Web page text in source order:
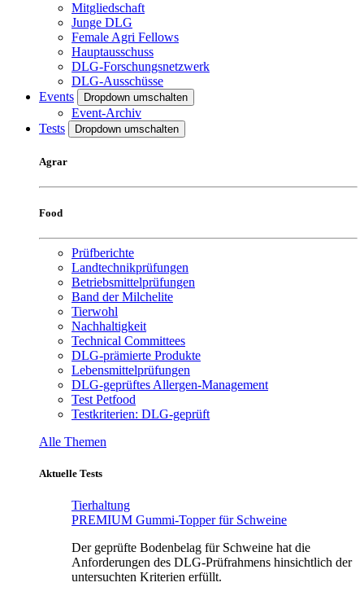
Mitgliedschaft
Junge DLG
Female Agri Fellows
Hauptausschuss
DLG-Forschungsnetzwerk
DLG-Ausschüsse
Events
Dropdown umschalten
Event-Archiv
Tests
Dropdown umschalten
Agrar
Food
Prüfberichte
Landtechnikprüfungen
Betriebsmittelprüfungen
Band der Milchelite
Tierwohl
Nachhaltigkeit
Technical Committees
DLG-prämierte Produkte
Lebensmittelprüfungen
DLG-geprüftes Allergen-Management
Test Petfood
Testkriterien: DLG-geprüft
Alle Themen
Aktuelle Tests
Tierhaltung
PREMIUM Gummi-Topper für Schweine
Der geprüfte Bodenbelag für Schweine hat die
Anforderungen des DLG-Prüfrahmens hinsichtlich der
untersuchten Kriterien erfüllt.